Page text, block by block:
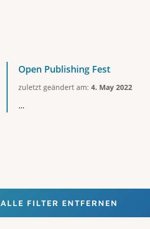
Open Publishing Fest
zuletzt geändert am: 4. May 2022
...
ALLE FILTER ENTFERNEN